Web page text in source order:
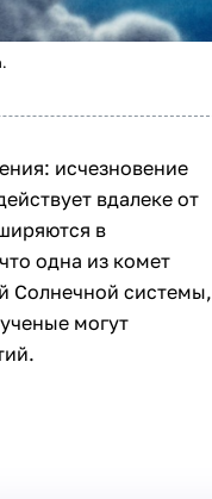
исчезновение
вдалеке от
в
одна из комет
Солнечной системы,
могут